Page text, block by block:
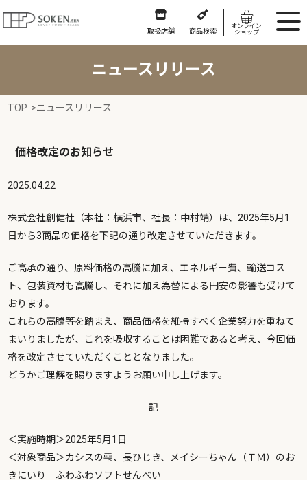
取扱店舗 商品検索
オンライン
ショップ
ニュースリリース
TOP >ニュースリリース
価格改定のお知らせ
2025.04.22
株式会社創健社（本社：横浜市、社長：中村靖）は、2025年5月1
日から3商品の価格を下記の通り改定させていただきます。
ご高承の通り、原料価格の高騰に加え、エネルギー費、輸送コス
ト、包装資材も高騰し、それに加え為替による円安の影響も受けて
おります。
これらの高騰等を踏まえ、商品価格を維持すべく企業努力を重ねて
まいりましたが、これを吸収することは困難であると考え、今回価
格を改定させていただくこととなりました。
どうかご理解を賜りますようお願い申し上げます。
記
＜実施時期＞2025年5月1日
＜対象商品＞カシスの雫、長ひじき、メイシーちゃん（ＴＭ）のお
きにいり ふわふわソフトせんべい